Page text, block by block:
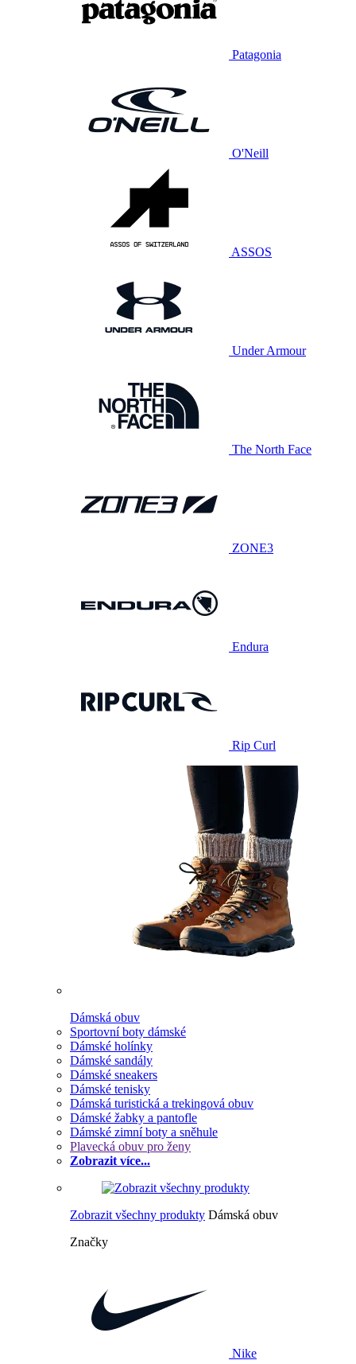
Patagonia
O'Neill
ASSOS
Under Armour
The North Face
ZONE3
Endura
Rip Curl
Dámská obuv
Sportovní boty dámské
Dámské holínky
Dámské sandály
Dámské sneakers
Dámské tenisky
Dámská turistická a trekingová obuv
Dámské žabky a pantofle
Dámské zimní boty a sněhule
Plavecká obuv pro ženy
Zobrazit více...
Zobrazit všechny produkty Dámská obuv
Značky
Nike